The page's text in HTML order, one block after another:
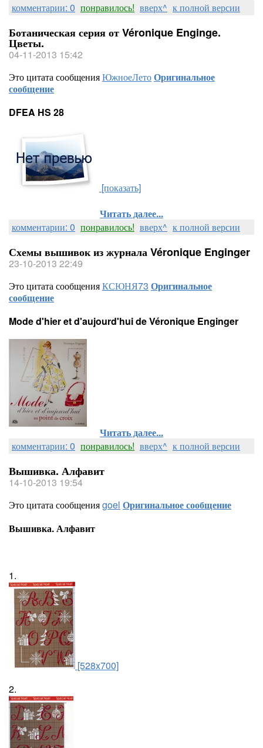
комментарии: 0 понравилось! вверх^ к полной версии
Ботаническая серия от Véronique Enginge.
Цветы.
04-11-2013 15:42
Это цитата сообщенияЮжноеЛетоОригинальное
сообщение
DFEA HS 28
[показать]
Читать далее...
комментарии: 0 понравилось! вверх^ к полной версии
Схемы вышивок из журнала Véronique Enginger
23-10-2013 22:49
Это цитата сообщенияКСЮНЯ73 Оригинальное
сообщение
Mode d'hier et d'aujourd'hui de Véronique Enginger
Читать далее...
комментарии: 0 понравилось! вверх^ к полной версии
Вышивка. Алфавит
14-10-2013 19:54
Это цитата сообщенияgoel Оригинальное сообщение
Вышивка. Алфавит
1.
[528x700]
2.